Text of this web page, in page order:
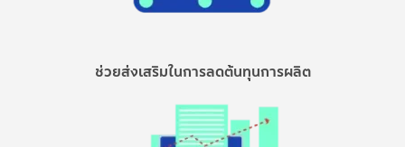
ช่วยส่งเสริมในการลดต้นทุนการผลิต